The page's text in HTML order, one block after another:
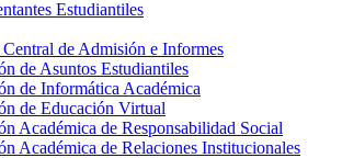
Estudiantiles
de Admisión e Informes
de Asuntos Estudiantiles
de Informática Académica
de Educación Virtual
Académica de Responsabilidad Social
Académica de Relaciones Institucionales